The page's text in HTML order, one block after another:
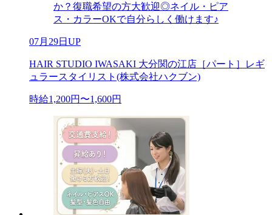
か？復職希望の方大歓迎◎ネイル・ピア
ス・カラーOKで自分らしく働けます♪
07月29日UP
HAIR STUDIO IWASAKI 大分関の江店［パート］レギ
ュラースタイリスト(株式会社ハクブン)
時給1,200円〜1,600円